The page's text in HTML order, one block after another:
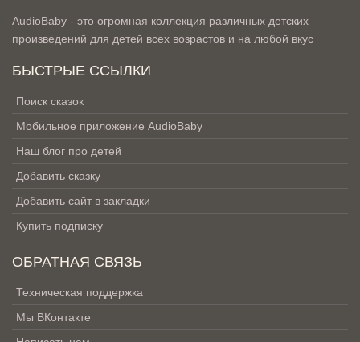
AudioBaby - это огромная коллекция различных детских
произведений для детей всех возрастов и на любой вкус
БЫСТРЫЕ ССЫЛКИ
Поиск сказок
Мобильное приложение AudioBaby
Наш блог про детей
Добавить сказку
Добавить сайт в закладки
Купить подписку
ОБРАТНАЯ СВЯЗЬ
Техническая поддержка
Мы ВКонтакте